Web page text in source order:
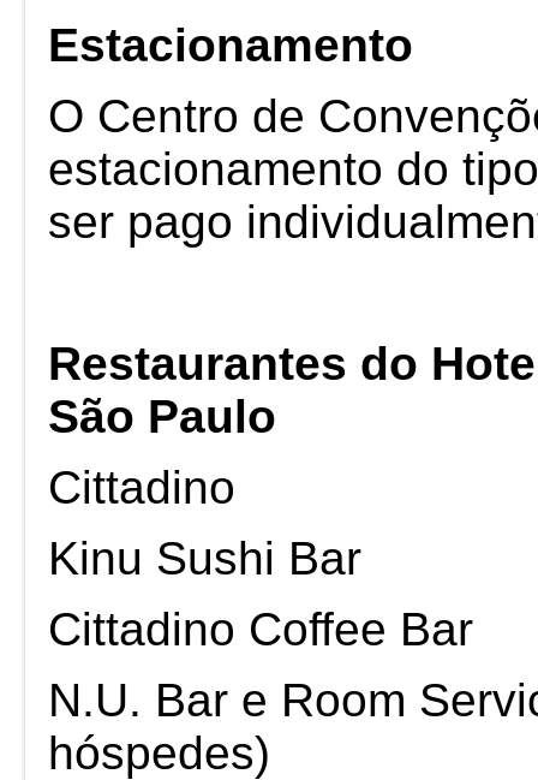
Estacionamento
O Centro de
estacionamento do
ser pago
Restaurantes do
São Paulo
Cittadino
Kinu Sushi Bar
Cittadino Coffee Bar
N.U. Bar e Room
hóspedes)